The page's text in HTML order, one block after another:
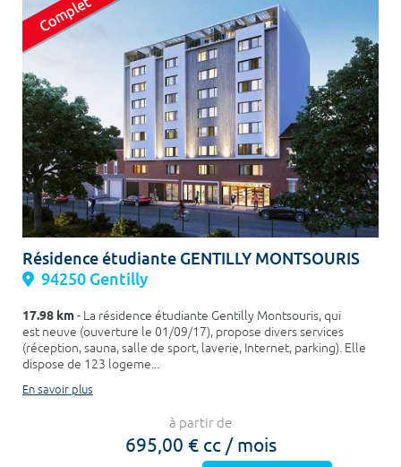
Résidence étudiante GENTILLY MONTSOURIS
94250 Gentilly
17.98 km- La résidence étudiante Gentilly Montsouris, qui
est neuve (ouverture le 01/09/17), propose divers services
(réception, sauna, salle de sport, laverie, Internet, parking). Elle
dispose de 123 logeme...
En savoir plus
à partir de
695,00 € cc / mois